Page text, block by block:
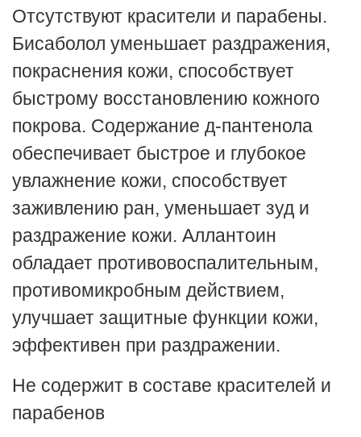
Отсутствуют красители и парабены.
Бисаболол уменьшает раздражения,
покраснения кожи, способствует
быстрому восстановлению кожного
покрова. Содержание д-пантенола
обеспечивает быстрое и глубокое
увлажнение кожи, способствует
заживлению ран, уменьшает зуд и
раздражение кожи. Аллантоин
обладает противовоспалительным,
противомикробным действием,
улучшает защитные функции кожи,
эффективен при раздражении.
Не содержит в составе красителей и
парабенов